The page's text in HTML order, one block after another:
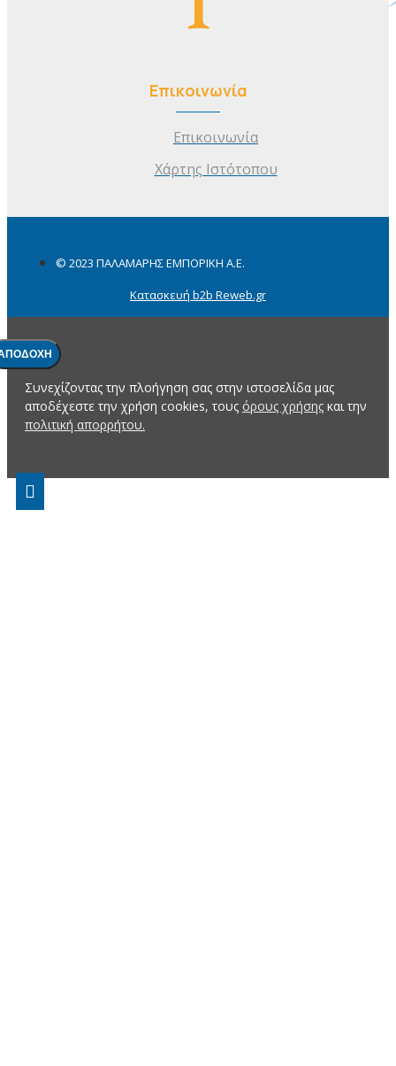
Επικοινωνία
Επικοινωνία
Χάρτης Ιστότοπου
© 2023 ΠΑΛΑΜΑΡΗΣ ΕΜΠΟΡΙΚΗ Α.Ε.
Κατασκευή b2b Reweb.gr
Συνεχίζοντας την πλοήγηση σας στην ιστοσελίδα μας
αποδέχεστε την χρήση cookies, τους όρους χρήσης και την
πολιτική απορρήτου.